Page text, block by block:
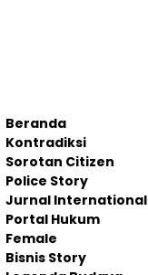
Beranda
Kontradiksi
Sorotan Citizen
Police Story
Jurnal International
Portal Hukum
Female
Bisnis Story